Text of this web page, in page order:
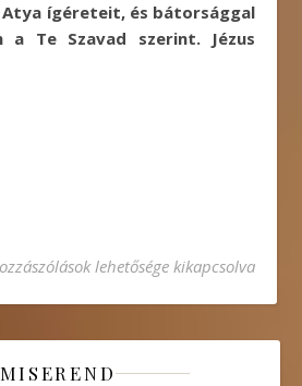
Atya ígéreteit, és bátorsággal
a Te Szavad szerint. Jézus
Jeruzsálem felé bejegyzéshez
lehetősége kikapcsolva
MISEREND